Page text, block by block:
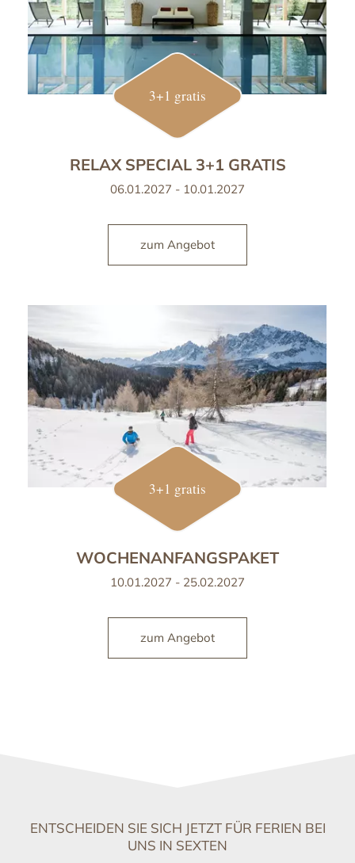
3+1 gratis
RELAX SPECIAL 3+1 GRATIS
06.01.2027 - 10.01.2027
zum Angebot
3+1 gratis
WOCHENANFANGSPAKET
10.01.2027 - 25.02.2027
zum Angebot
ENTSCHEIDEN SIE SICH JETZT FÜR FERIEN BEI
UNS IN SEXTEN